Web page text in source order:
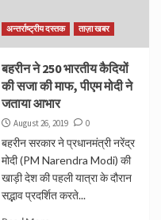
अन्तर्राष्ट्रीय दस्तक ताज़ा खबर
बहरीन ने 250 भारतीय कैदियों
की सजा की माफ, पीएम मोदी ने
जताया आभार
August 26, 2019 0
बहरीन सरकार ने प्रधानमंत्री नरेंद्र
मोदी (PM Narendra Modi) की
खाड़ी देश की पहली यात्रा के दौरान
सद्भाव प्रदर्शित करते...